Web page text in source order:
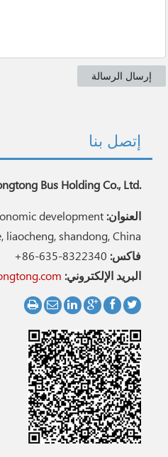
إتصل بنا
Bus Holding Co., Ltd.
العنوان: development
liaocheng, shandong, China
فاكس: +86-635-8322340
البريد الإلكتروني: